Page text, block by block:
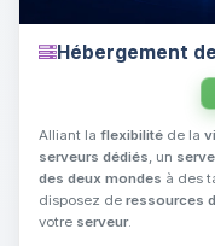
Hébergement
Alliant la flexibilité de la
serveurs dédiés, un
des deux mondes à des
disposez de ressources
votre serveur.